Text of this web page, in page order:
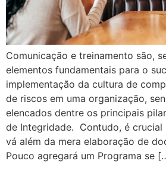
Comunicação e treinamento são,
elementos fundamentais para o
implementação da cultura de
de riscos em uma organização,
elencados dentre os principais
de Integridade. Contudo, é crucial
vá além da mera elaboração de
Pouco agregará um Programa se